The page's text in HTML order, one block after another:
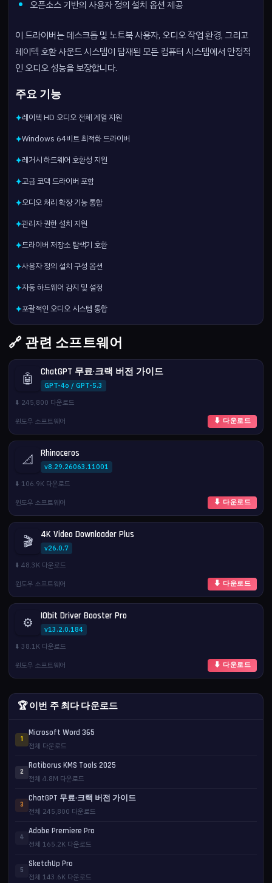
오픈소스 기반의 사용자 정의 설치 옵션 제공
이 드라이버는 데스크톱 및 노트북 사용자, 오디오 작업 환경, 그리고
레이텍 호환 사운드 시스템이 탑재된 모든 컴퓨터 시스템에서 안정적
인 오디오 성능을 보장합니다.
주요 기능
✦레이텍 HD 오디오 전체 계열 지원
✦Windows 64비트 최적화 드라이버
✦레거시 하드웨어 호환성 지원
✦고급 코덱 드라이버 포함
✦오디오 처리 확장 기능 통합
✦관리자 권한 설치 지원
✦드라이버 저장소 탐색기 호환
✦사용자 정의 설치 구성 옵션
✦자동 하드웨어 감지 및 설정
✦포괄적인 오디오 시스템 통합
🔗 관련 소프트웨어
🤖 ChatGPT 무료·크랙 버전 가이드
GPT-4o / GPT-5.3
⬇️ 245,800 다운로드
윈도우 소프트웨어
⬇ 다운로드
📐 Rhinoceros
v8.29.26063.11001
⬇️ 106.9K 다운로드
윈도우 소프트웨어
⬇ 다운로드
🎬 4K Video Downloader Plus
v26.0.7
⬇️ 48.3K 다운로드
윈도우 소프트웨어
⬇ 다운로드
⚙️ IObit Driver Booster Pro
v13.2.0.184
⬇️ 38.1K 다운로드
윈도우 소프트웨어
⬇ 다운로드
🏆 이번 주 최다 다운로드
1
Microsoft Word 365
전체 다운로드
2
Ratiborus KMS Tools 2025
전체 4.8M 다운로드
3
ChatGPT 무료·크랙 버전 가이드
전체 245,800 다운로드
4
Adobe Premiere Pro
전체 165.2K 다운로드
5
SketchUp Pro
전체 143.6K 다운로드